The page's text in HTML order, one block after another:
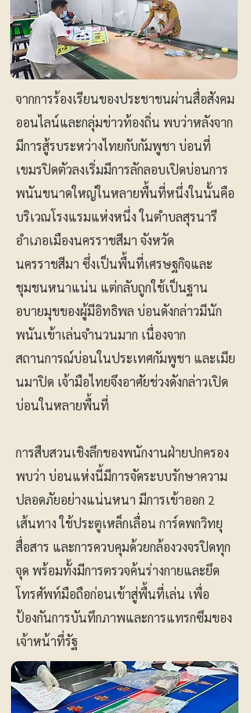
จากการร้องเรียนของประชาชนผ่านสื่อสังคม
ออนไลน์และกลุ่มข่าวท้องถิ่น พบว่าหลังจาก
มีการสู้รบระหว่างไทยกับกัมพูชา บ่อนที่
เขมรปิดตัวลงเริ่มมีการลักลอบเปิดบ่อนการ
พนันขนาดใหญ่ในหลายพื้นที่หนึ่งในนั้นคือ
บริเวณโรงแรมแห่งหนึ่ง ในตำบลสุรนารี
อำเภอเมืองนครราชสีมา จังหวัด
นครราชสีมา ซึ่งเป็นพื้นที่เศรษฐกิจและ
ชุมชนหนาแน่น แต่กลับถูกใช้เป็นฐาน
อบายมุขของผู้มีอิทธิพล บ่อนดังกล่าวมีนัก
พนันเข้าเล่นจำนวนมาก เนื่องจาก
สถานการณ์บ่อนในประเทศกัมพูชา และเมีย
นมาปิด เจ้ามือไทยจึงอาศัยช่วงดังกล่าวเปิด
บ่อนในหลายพื้นที่
การสืบสวนเชิงลึกของพนักงานฝ่ายปกครอง
พบว่า บ่อนแห่งนี้มีการจัดระบบรักษาความ
ปลอดภัยอย่างแน่นหนา มีการเข้าออก 2
เส้นทาง ใช้ประตูเหล็กเลื่อน การ์ดพกวิทยุ
สื่อสาร และการควบคุมด้วยกล้องวงจรปิดทุก
จุด พร้อมทั้งมีการตรวจค้นร่างกายและยึด
โทรศัพท์มือถือก่อนเข้าสู่พื้นที่เล่น เพื่อ
ป้องกันการบันทึกภาพและการแทรกซึมของ
เจ้าหน้าที่รัฐ